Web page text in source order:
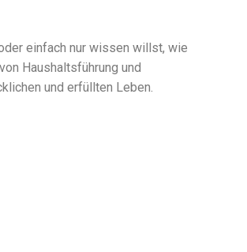
einfach nur wissen willst, wie
Haushaltsführung und
und erfüllten Leben.